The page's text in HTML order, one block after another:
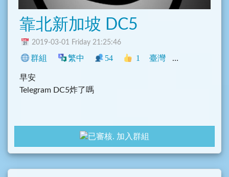
靠北新加坡 DC5
2019-03-01 Friday 21:25:46
群組 繁中 54 1 臺灣 Telegram
早安
Telegram DC5炸了嗎
加入群組